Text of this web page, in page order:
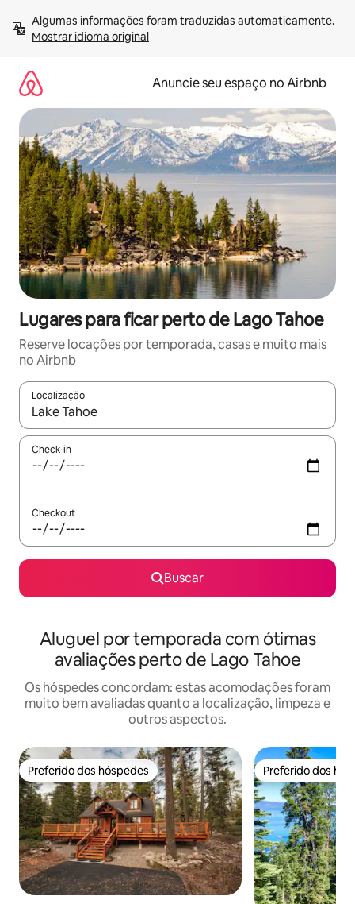
para
Mostrar idioma original
Anuncie seu espaço no Airbnb
Lugares para ficar perto de Lago Tahoe
Reserve locações por temporada, casas e muito mais
no Airbnb
Localização
Quando os resultados estiverem disponíveis, explore-os
Check-in
Checkout
Buscar
Aluguel por temporada com ótimas
avaliações perto de Lago Tahoe
Os hóspedes concordam: estas acomodações foram
muito bem avaliadas quanto a localização, limpeza e
outros aspectos.
Preferido dos hóspedes
Preferido dos hóspedes Preferido dos
Preferido dos